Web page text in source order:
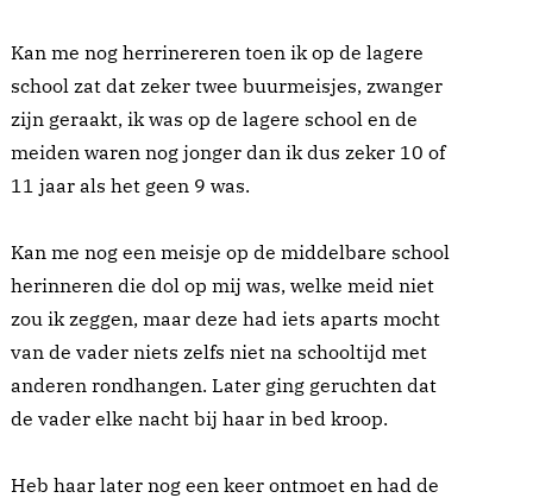
Kan me nog herrinereren toen ik op de lagere
school zat dat zeker twee buurmeisjes, zwanger
zijn geraakt, ik was op de lagere school en de
meiden waren nog jonger dan ik dus zeker 10 of
11 jaar als het geen 9 was.
Kan me nog een meisje op de middelbare school
herinneren die dol op mij was, welke meid niet
zou ik zeggen, maar deze had iets aparts mocht
van de vader niets zelfs niet na schooltijd met
anderen rondhangen. Later ging geruchten dat
de vader elke nacht bij haar in bed kroop.
Heb haar later nog een keer ontmoet en had de